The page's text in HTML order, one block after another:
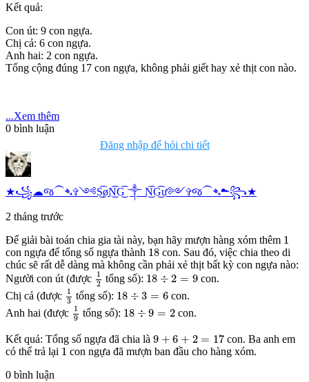
Kết quả:
Con út: 9 con ngựa.
Chị cả: 6 con ngựa.
Anh hai: 2 con ngựa.
Tổng cộng đúng 17 con ngựa, không phải giết hay xẻ thịt con nào.
...Xem thêm
0 bình luận
Đăng nhập để hỏi chi tiết
★꧁☁︎જ⁀➴✞༺S͜͡øN͜͡G͜͡ ༒︎ N͜͡G͜͡ư༻✞જ⁀➴☁︎꧂★
2 tháng trước
Để giải bài toán chia gia tài này, bạn hãy mượn hàng xóm thêm 1
1
con ngựa để tổng số ngựa thành 18
18 con. Sau đó, việc chia theo di
chúc sẽ rất dễ dàng mà không cần phải xẻ thịt bất kỳ con ngựa nào:
Người con út (được
1
2
12
tổng số): 18 ÷ 2 = 9
18÷2 =9
con.
Chị cả (được
1
3
1
tổng số): 18 ÷ 3 = 6
18 ÷3 =6
con.
Anh hai (được
1
9
1
tổng số): 18 ÷ 9 = 2
18 ÷9 =2 con.
Kết quả: Tổng số ngựa đã chia là 9 + 6 + 2 = 17
9 6 +2 = 17
con. Ba anh em
có thể trả lại 1
1 con ngựa đã mượn ban đầu cho hàng xóm.
0 bình luận